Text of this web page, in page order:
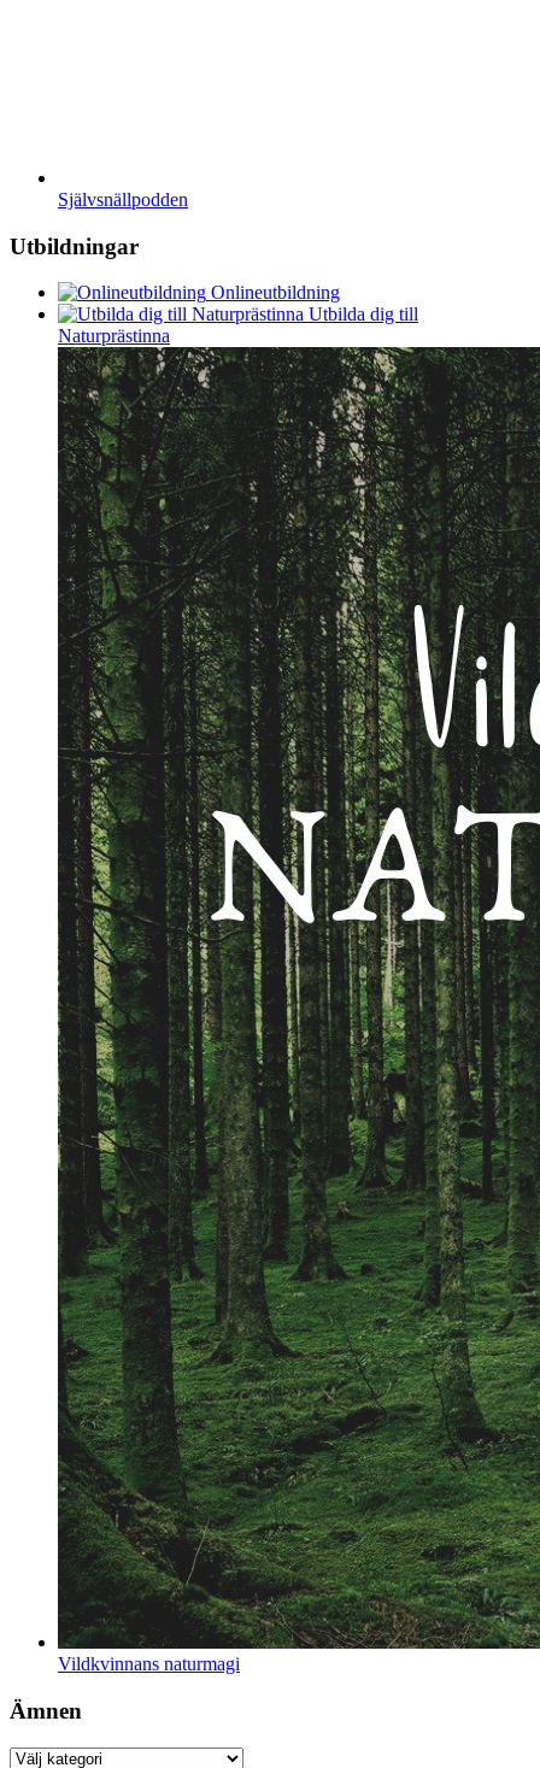
Självsnällpodden
Utbildningar
Onlineutbildning
Utbilda dig till
Naturprästinna
Vildkvinnans naturmagi
Ämnen
Ämnen